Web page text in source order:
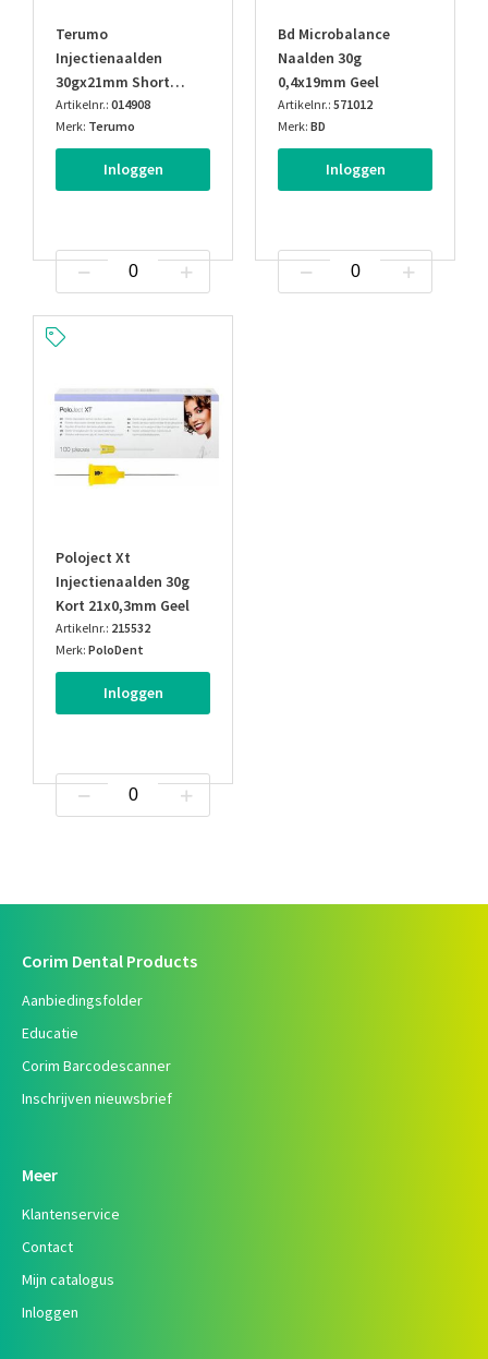
Terumo
Injectienaalden
30gx21mm Short
0,3mm Geel
Artikelnr.: 014908
Merk: Terumo
Inloggen
Bd Microbalance
Naalden 30g
0,4x19mm Geel
Artikelnr.: 571012
Merk: BD
Inloggen
Poloject Xt
Injectienaalden 30g
Kort 21x0,3mm Geel
Artikelnr.: 215532
Merk: PoloDent
Inloggen
Corim Dental Products
Aanbiedingsfolder
Educatie
Corim Barcodescanner
Inschrijven nieuwsbrief
Meer
Klantenservice
Contact
Mijn catalogus
Inloggen